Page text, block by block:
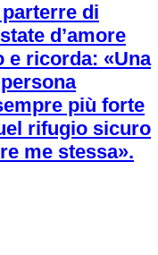
di
d’amore
e ricorda: «Una
più forte
rifugio sicuro
me stessa».